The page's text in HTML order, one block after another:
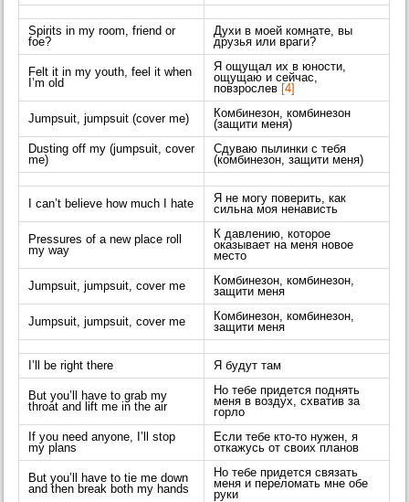
Spirits in my room, friend or
foe?
Духи в моей комнате, вы
друзья или враги?
Felt it in my youth, feel it when
I’m old
Я ощущал их в юности,
ощущаю и сейчас,
повзрослев [4]
Jumpsuit, jumpsuit (cover me)
Комбинезон, комбинезон
(защити меня)
Dusting off my (jumpsuit, cover
me)
Сдуваю пылинки с тебя
(комбинезон, защити меня)
I can’t believe how much I hate
Я не могу поверить, как
сильна моя ненависть
Pressures of a new place roll
my way
К давлению, которое
оказывает на меня новое
место
Jumpsuit, jumpsuit, cover me
Комбинезон, комбинезон,
защити меня
Jumpsuit, jumpsuit, cover me
Комбинезон, комбинезон,
защити меня
I’ll be right there Я будут там
But you’ll have to grab my
throat and lift me in the air
Но тебе придется поднять
меня в воздух, схватив за
горло
If you need anyone, I’ll stop
my plans
Если тебе кто-то нужен, я
откажусь от своих планов
But you’ll have to tie me down
and then break both my hands
Но тебе придется связать
меня и переломать мне обе
руки